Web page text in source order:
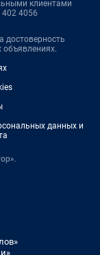
клиентами
4056
достоверность
данных и